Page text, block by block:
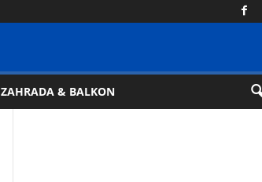
ZAHRADA & BALKON